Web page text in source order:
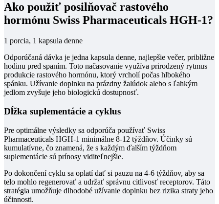
Ako použiť posilňovač rastového
hormónu Swiss Pharmaceuticals HGH-1?
1 porcia, 1 kapsula denne
Odporúčaná dávka je jedna kapsula denne, najlepšie večer, približne
hodinu pred spaním. Toto načasovanie využíva prirodzený rytmus
produkcie rastového hormónu, ktorý vrcholí počas hlbokého
spánku. Užívanie doplnku na prázdny žalúdok alebo s ľahkým
jedlom zvyšuje jeho biologickú dostupnosť.
Dĺžka suplementácie a cyklus
Pre optimálne výsledky sa odporúča používať Swiss
Pharmaceuticals HGH-1 minimálne 8-12 týždňov. Účinky sú
kumulatívne, čo znamená, že s každým ďalším týždňom
suplementácie sú prínosy viditeľnejšie.
Po dokončení cyklu sa oplatí dať si pauzu na 4-6 týždňov, aby sa
telo mohlo regenerovať a udržať správnu citlivosť receptorov. Táto
stratégia umožňuje dlhodobé užívanie doplnku bez rizika straty jeho
účinnosti.